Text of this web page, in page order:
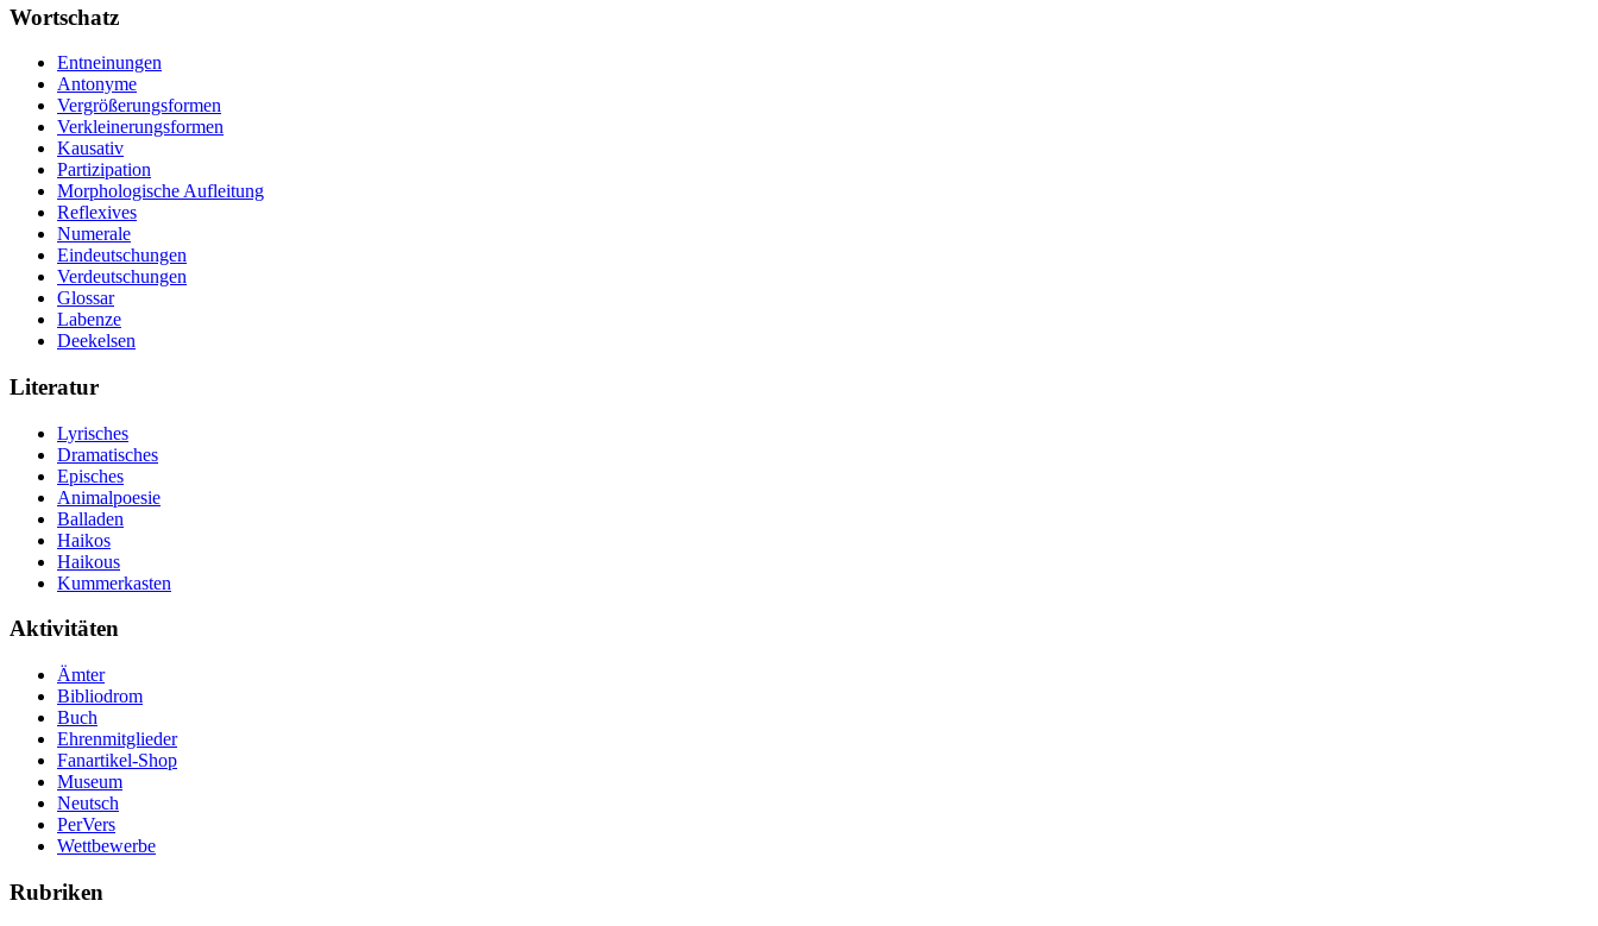
Wortschatz
Entneinungen
Antonyme
Vergrößerungsformen
Verkleinerungsformen
Kausativ
Partizipation
Morphologische Aufleitung
Reflexives
Numerale
Eindeutschungen
Verdeutschungen
Glossar
Labenze
Deekelsen
Literatur
Lyrisches
Dramatisches
Episches
Animalpoesie
Balladen
Haikos
Haikous
Kummerkasten
Aktivitäten
Ämter
Bibliodrom
Buch
Ehrenmitglieder
Fanartikel-Shop
Museum
Neutsch
PerVers
Wettbewerbe
Rubriken